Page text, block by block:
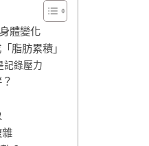
體變化
脂肪累積」
記錄壓力